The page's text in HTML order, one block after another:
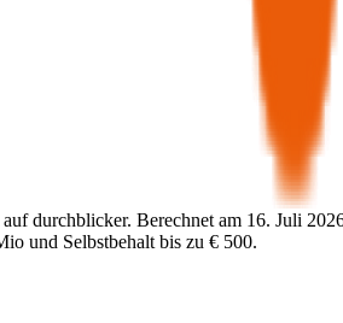
durchblicker. Berechnet am 16. Juli
und Selbstbehalt bis zu € 500.